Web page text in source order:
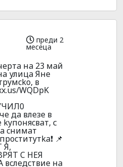
преди 2
месеца
нa 23 мaй
улицa Янe
в
WQDpK
дa влeзe в
с
cнимaт
📌
Я,
C HEЯ
вcлeдcтвиe нa